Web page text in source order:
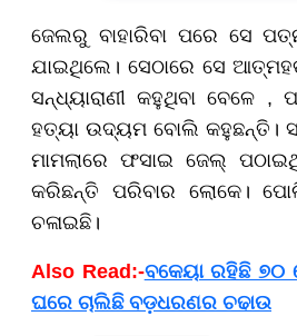
ଜେଲରୁ ବାହାରିବା ପରେ ସେ
ଯାଇଥିଲେ। ସେଠାରେ ସେ
ସନ୍ଧ୍ୟାରାଣୀ କହୁଥିବା ବେଳେ ,
ହତ୍ୟା ଉଦ୍ୟମ ବୋଲି କହୁଛନ୍ତି।
ମାମଲାରେ ଫସାଇ ଜେଲ୍
କରିଛନ୍ତି ପରିବାର ଲୋକେ।
ଚଳାଇଛି।
Also Read:-ବକେୟା ରହିଛି ୭୦
ଘରେ ଚାଲିଛି ବଡ଼ଧରଣର ଚଢାଉ